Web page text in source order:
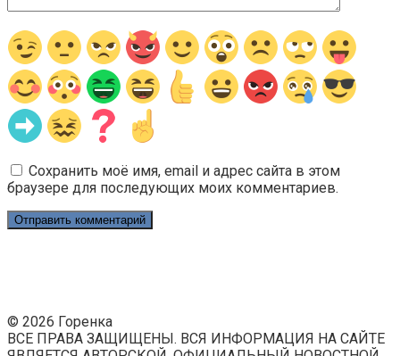
Сохранить моё имя, email и адрес сайта в этом
браузере для последующих моих комментариев.
© 2026 Горенка
ВСЕ ПРАВА ЗАЩИЩЕНЫ. ВСЯ ИНФОРМАЦИЯ НА САЙТЕ